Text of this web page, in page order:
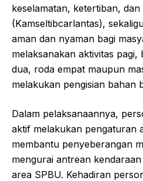
keselamatan, ketertiban,
(Kamseltibcarlantas),
aman dan nyaman bagi
melaksanakan aktivitas
dua, roda empat maupun
melakukan pengisian bahan
Dalam pelaksanaannya,
aktif melakukan pengaturan
membantu penyeberangan
mengurai antrean
area SPBU. Kehadiran